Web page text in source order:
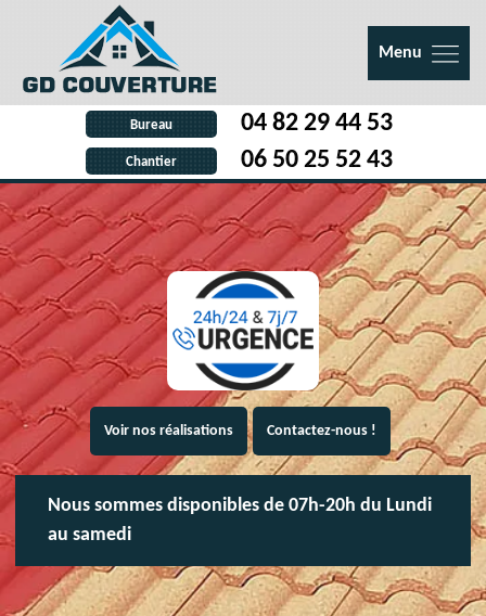
Menu
Bureau 04 82 29 44 53
Chantier 06 50 25 52 43
Voir nos réalisations Contactez-nous !
Nous sommes disponibles de 07h-20h du Lundi
au samedi